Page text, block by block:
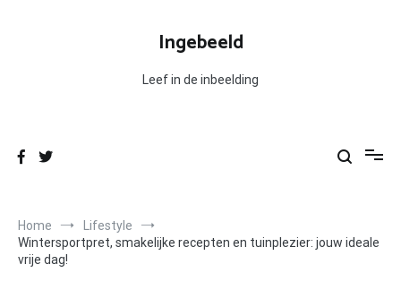
Ingebeeld
Leef in de inbeelding
Home
Lifestyle
Wintersportpret, smakelijke recepten en tuinplezier: jouw ideale
vrije dag!